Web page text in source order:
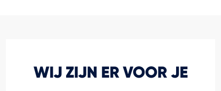
WIJ ZIJN ER VOOR JE